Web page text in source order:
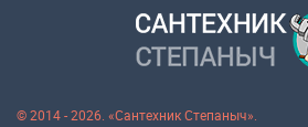
© 2014 - 2026. «Сантехник Степаныч».